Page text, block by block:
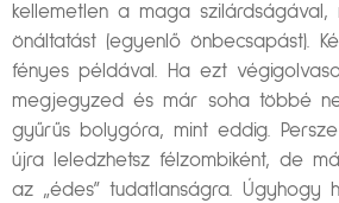
kellemetlen a maga
önáltatást (egyenlő önbecsapást).
fényes példával. Ha ezt
megjegyzed és már soha többé
gyűrűs bolygóra, mint eddig. Persze
újra leledzhetsz félzombiként, de
az „édes” tudatlanságra. Úgyhogy